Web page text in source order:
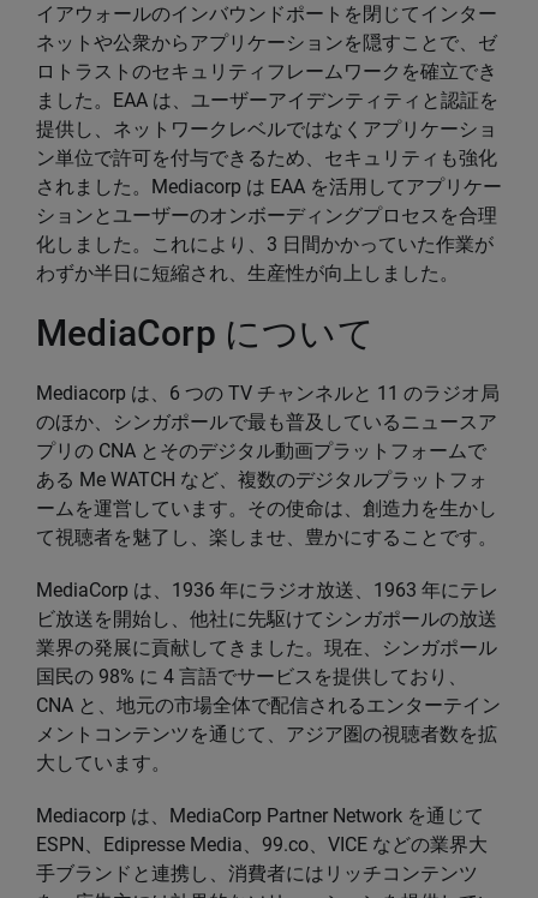
イアウォールのインバウンドポートを閉じてインター
ネットや公衆からアプリケーションを隠すことで、ゼ
ロトラストのセキュリティフレームワークを確立でき
ました。EAA は、ユーザーアイデンティティと認証を
提供し、ネットワークレベルではなくアプリケーショ
ン単位で許可を付与できるため、セキュリティも強化
されました。Mediacorp は EAA を活用してアプリケー
ションとユーザーのオンボーディングプロセスを合理
化しました。これにより、3 日間かかっていた作業が
わずか半日に短縮され、生産性が向上しました。
MediaCorp について
Mediacorp は、6 つの TV チャンネルと 11 のラジオ局
のほか、シンガポールで最も普及しているニュースア
プリの CNA とそのデジタル動画プラットフォームで
ある Me WATCH など、複数のデジタルプラットフォ
ームを運営しています。その使命は、創造力を生かし
て視聴者を魅了し、楽しませ、豊かにすることです。
MediaCorp は、1936 年にラジオ放送、1963 年にテレ
ビ放送を開始し、他社に先駆けてシンガポールの放送
業界の発展に貢献してきました。現在、シンガポール
国民の 98% に 4 言語でサービスを提供しており、
CNA と、地元の市場全体で配信されるエンターテイン
メントコンテンツを通じて、アジア圏の視聴者数を拡
大しています。
Mediacorp は、MediaCorp Partner Network を通じて
ESPN、Edipresse Media、99.co、VICE などの業界大
手ブランドと連携し、消費者にはリッチコンテンツ